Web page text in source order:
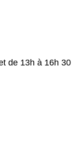
de 13h à 16h 30